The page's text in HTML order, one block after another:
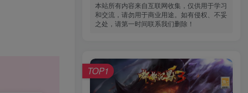
本站所有内容来自互联网收集，仅供用于学习
和交流，请勿用于商业用途。如有侵权、不妥
之处，请第一时间联系我们删除！
TOP1